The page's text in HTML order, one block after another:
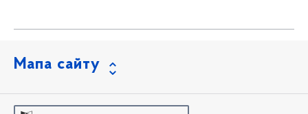
Мапа сайту